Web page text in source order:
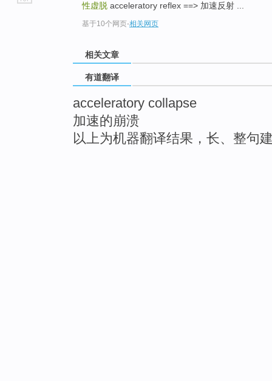
性虚脱 acceleratory reflex ==> 加速反射 ...
基于10个网页-相关网页
相关文章
有道翻译
acceleratory collapse
加速的崩溃
以上为机器翻译结果，长、整句